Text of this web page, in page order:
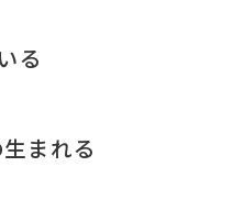
る
まれる